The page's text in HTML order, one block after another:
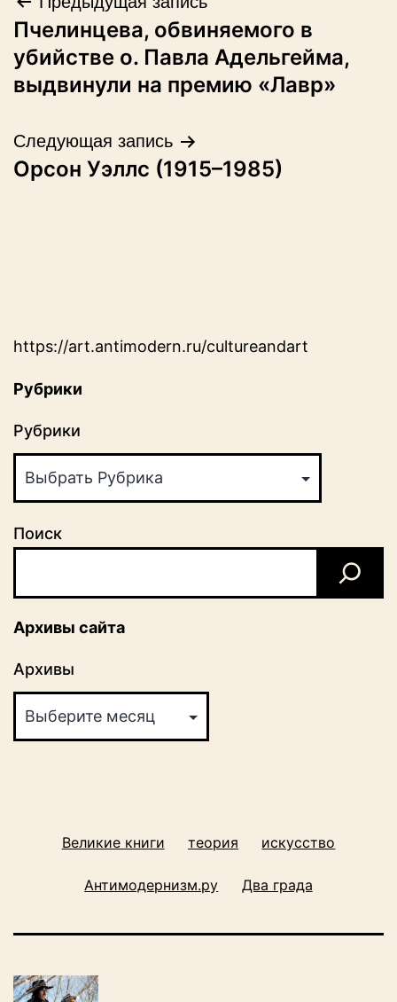
по
записям
Пчелинцева, обвиняемого в
убийстве о. Павла Адельгейма,
выдвинули на премию «Лавр»
Следующая запись
Орсон Уэллс (1915–1985)
https://art.antimodern.ru/cultureandart
Рубрики
Рубрики
Поиск
Архивы сайта
Архивы
Великие книги теория искусство
Антимодернизм.ру Два града